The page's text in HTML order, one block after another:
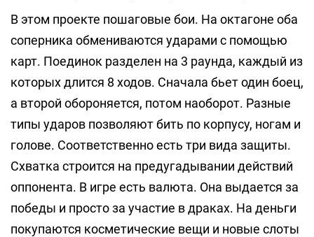
В этом проекте пошаговые бои. На октагоне оба
соперника обмениваются ударами с помощью
карт. Поединок разделен на 3 раунда, каждый из
которых длится 8 ходов. Сначала бьет один боец,
а второй обороняется, потом наоборот. Разные
типы ударов позволяют бить по корпусу, ногам и
голове. Соответственно есть три вида защиты.
Схватка строится на предугадывании действий
оппонента. В игре есть валюта. Она выдается за
победы и просто за участие в драках. На деньги
покупаются косметические вещи и новые слоты